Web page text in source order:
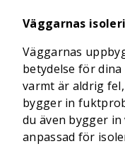
Väggarnas
Väggarnas
betydelse för
varmt är aldrig
bygger in
du även bygger
anpassad för